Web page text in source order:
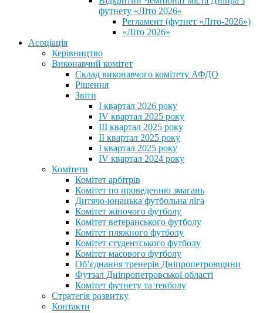
футнету «Літо 2026»
Регламент (футнет «Літо-2026»)
«Літо 2026»
Асоціація
Керівництво
Виконавчий комітет
Склад виконавчого комітету АФДО
Рішення
Звіти
I квартал 2026 року
IV квартал 2025 року
III квартал 2025 року
II квартал 2025 року
I квартал 2025 року
IV квартал 2024 року
Комітети
Комітет арбітрів
Комітет по проведенню змагань
Дитячо-юнацька футбольна ліга
Комітет жіночого футболу
Комітет ветеранського футболу
Комітет пляжного футболу
Комітет студентського футболу
Комітет масового футболу
Обʼєднання тренерів Дніпропетровщини
Футзал Дніпропетровської області
Комітет футнету та текболу
Стратегія розвитку
Контакти